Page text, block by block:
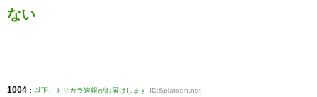
ない
1004 : 以下、トリカラ速報がお届けします ID:Splatoon.net